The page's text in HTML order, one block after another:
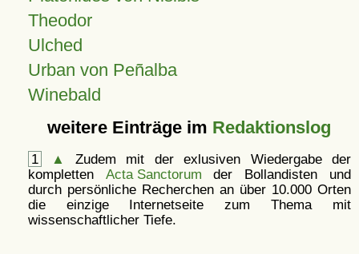
Theodor
Ulched
Urban von Peñalba
Winebald
weitere Einträge im Redaktionslog
1 ▲
Zudem mit der exlusiven Wiedergabe der
kompletten Acta Sanctorum der Bollandisten und
durch persönliche Recherchen an über 10.000 Orten
die einzige Internetseite zum Thema mit
wissenschaftlicher Tiefe.